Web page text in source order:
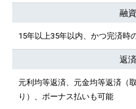
融
15年以上35年以内、かつ完済時
返
元利均等返済、元金均等返済（
り）、ボーナス払いも可能